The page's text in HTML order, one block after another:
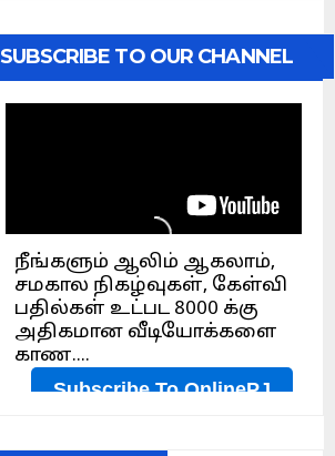
SUBSCRIBE TO OUR CHANNEL